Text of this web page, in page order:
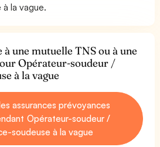
la vague.
à une mutuelle TNS ou à une
Opérateur-soudeur /
à la vague
assurances prévoyances
Opérateur-soudeur /
soudeuse à la vague